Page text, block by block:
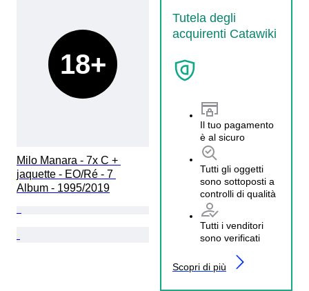
Tutela degli
acquirenti Catawiki
Il tuo pagamento
è al sicuro
Tutti gli oggetti
sono sottoposti a
controlli di qualità
Tutti i venditori
sono verificati
Scopri di più
18+
Milo Manara - 7x C +
jaquette - EO/Ré - 7
Album - 1995/2019